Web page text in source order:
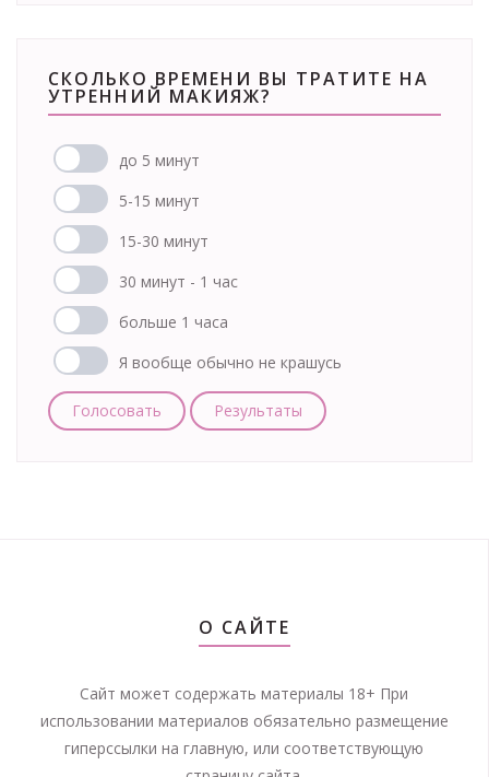
СКОЛЬКО ВРЕМЕНИ ВЫ ТРАТИТЕ НА
УТРЕННИЙ МАКИЯЖ?
до 5 минут
5-15 минут
15-30 минут
30 минут - 1 час
больше 1 часа
Я вообще обычно не крашусь
Голосовать Результаты
О САЙТЕ
Сайт может содержать материалы 18+ При
использовании материалов обязательно размещение
гиперссылки на главную, или соответствующую